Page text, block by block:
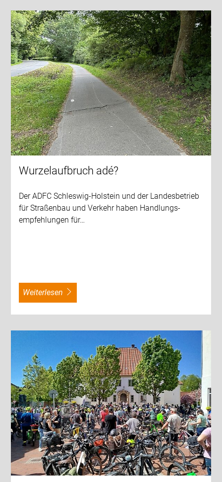
Wurzelaufbruch adé?
Der ADFC Schleswig-Holstein und der Landesbetrieb
für Straßenbau und Verkehr haben Handlungs-
empfehlungen für…
weiterlesen